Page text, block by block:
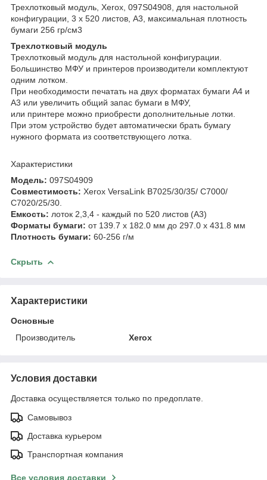
Трехлотковый модуль, Xerox, 097S04908, для настольной
конфигурации, 3 х 520 листов, А3, максимальная плотность
бумаги 256 гр/см3
Трехлотковый модуль
Трехлотковый модуль для настольной конфигурации.
Большинство МФУ и принтеров производители комплектуют
одним лотком.
При необходимости печатать на двух форматах бумаги А4 и
А3 или увеличить общий запас бумаги в МФУ,
или принтере можно приобрести дополнительные лотки.
При этом устройство будет автоматически брать бумагу
нужного формата из соответствующего лотка.
Характеристики
Модель: 097S04909
Совместимость: Xerox VersaLink B7025/30/35/ C7000/
C7020/25/30.
Емкость: лоток 2,3,4 - каждый по 520 листов (А3)
Форматы бумаги: от 139.7 x 182.0 мм до 297.0 x 431.8 мм
Плотность бумаги: 60-256 г/м
Скрыть
Характеристики
Основные
Производитель
Xerox
Условия доставки
Доставка осуществляется только по предоплате.
Самовывоз
Доставка курьером
Транспортная компания
Все условия доставки